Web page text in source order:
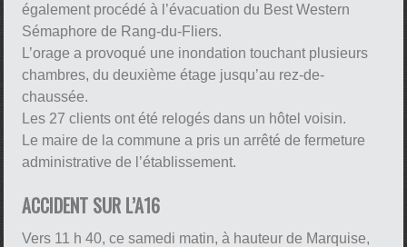
également procédé à l’évacuation du Best Western
Sémaphore de Rang-du-Fliers.
L’orage a provoqué une inondation touchant plusieurs
chambres, du deuxième étage jusqu’au rez-de-
chaussée.
Les 27 clients ont été relogés dans un hôtel voisin.
Le maire de la commune a pris un arrêté de fermeture
administrative de l’établissement.
ACCIDENT SUR L’A16
Vers 11 h 40, ce samedi matin, à hauteur de Marquise,